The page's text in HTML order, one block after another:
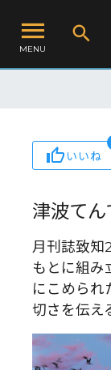
MENU
いいね
津波てん
月刊誌致知
もとに組み
にこめられ
切さを伝え